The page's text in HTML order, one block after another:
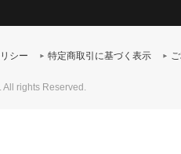
シー 特定商取引に基づく表示
rights Reserved.